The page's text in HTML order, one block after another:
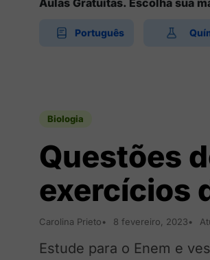
Aulas Gratuitas. Escolha sua
Português
Biologia
Questões
exercícios
Carolina Prieto 8 fevereiro, 2023
Estude para o Enem e